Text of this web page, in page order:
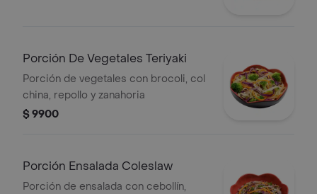
Porción De Vegetales Teriyaki
Porción de vegetales con brocoli, col
china, repollo y zanahoria
$ 9900
Porción Ensalada Coleslaw
Porción de ensalada con cebollín,